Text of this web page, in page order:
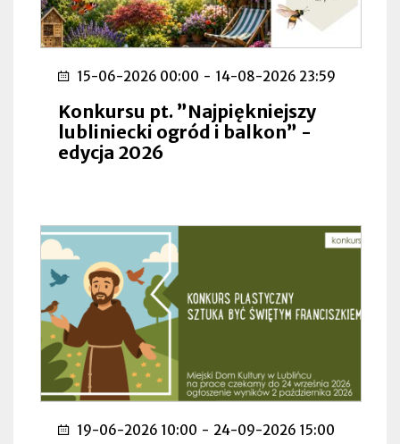
15-06-2026 00:00 - 14-08-2026 23:59
Konkursu pt. ”Najpiękniejszy
lubliniecki ogród i balkon” -
edycja 2026
19-06-2026 10:00 - 24-09-2026 15:00